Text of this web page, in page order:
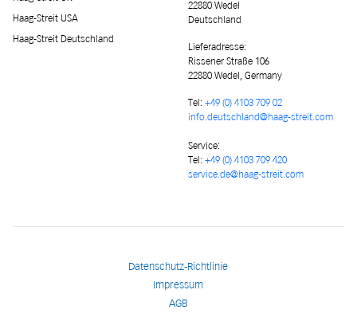
Haag-Streit USA
Haag-Streit Deutschland
22880 Wedel
Deutschland
Lieferadresse:
Rissener Straße 106
22880 Wedel, Germany
Tel: +49 (0) 4103 709 02
info.deutschland@haag-streit.com
Service:
Tel: +49 (0) 4103 709 420
service.de@haag-streit.com
Datenschutz-Richtlinie
Impressum
AGB